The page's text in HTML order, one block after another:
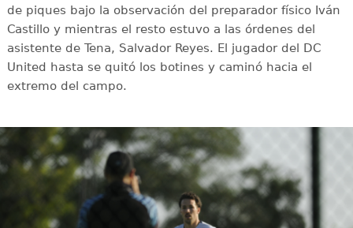
de piques bajo la observación del preparador físico Iván
Castillo y mientras el resto estuvo a las órdenes del
asistente de Tena, Salvador Reyes. El jugador del DC
United hasta se quitó los botines y caminó hacia el
extremo del campo.